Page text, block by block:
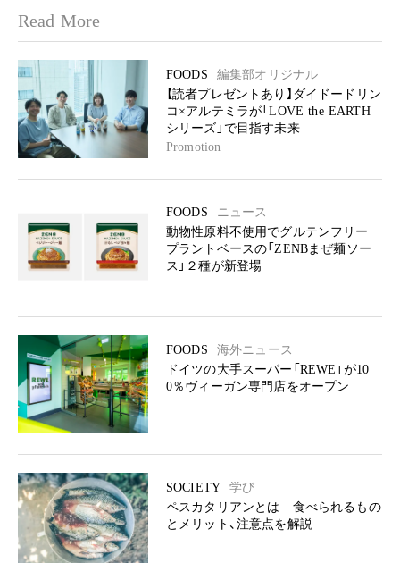
Read More
FOODS
編集部オリジナル
【読者プレゼントあり】ダイドードリン
コ×アルテミラが「LOVE the EARTH
シリーズ」で目指す未来
Promotion
FOODS
ニュース
動物性原料不使用でグルテンフリー
プラントベースの「ZENBまぜ麺ソー
ス」２種が新登場
FOODS
海外ニュース
ドイツの大手スーパー「REWE」が10
0％ヴィーガン専門店をオープン
SOCIETY
学び
ペスカタリアンとは 食べられるもの
とメリット、注意点を解説